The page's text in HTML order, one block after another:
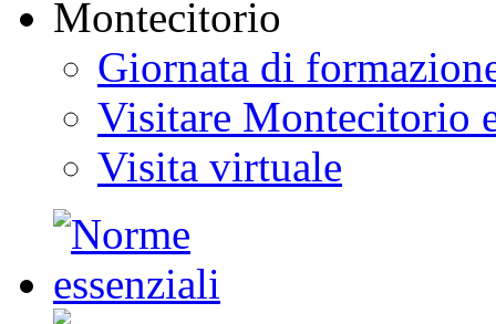
Giornata di
Visitare Montecitorio
Visita virtuale